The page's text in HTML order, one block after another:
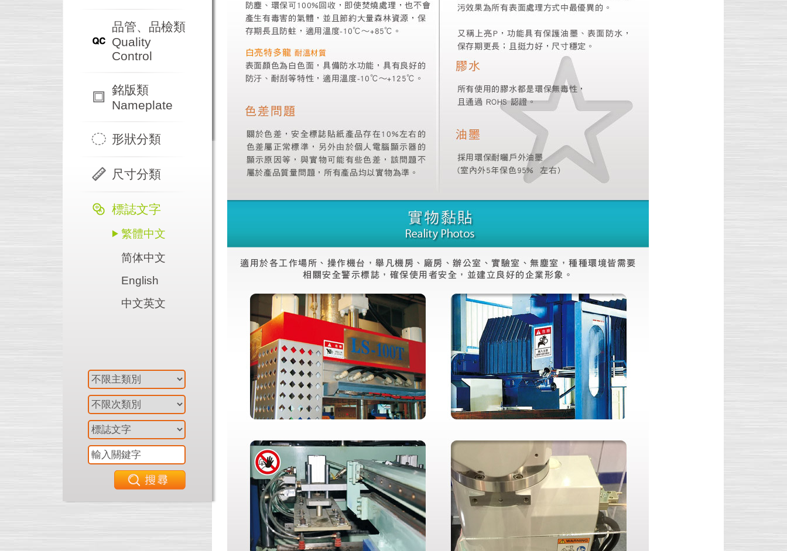
品管、品檢類
Quality
Control
銘版類
Nameplate
形狀分類
尺寸分類
標誌文字
繁體中文
简体中文
English
中文英文